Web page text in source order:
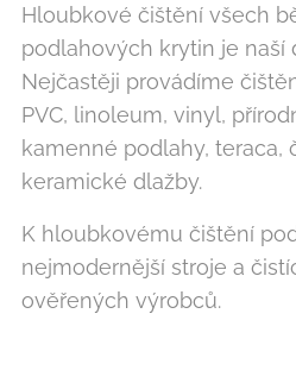
Hloubkové čištění všech
podlahových krytin je naší
Nejčastěji provádíme
PVC, linoleum, vinyl,
kamenné podlahy, teraca,
keramické dlažby.
K hloubkovému čištění
nejmodernější stroje a
ověřených výrobců.